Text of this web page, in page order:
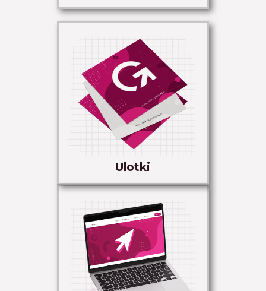
Ulotki